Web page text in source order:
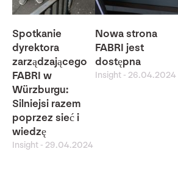
Spotkanie
dyrektora
zarządzającego
FABRI w
Würzburgu:
Silniejsi razem
poprzez sieć i
wiedzę
Insight - 29.04.2024
Nowa strona
FABRI jest
dostępna
Insight - 26.04.2024